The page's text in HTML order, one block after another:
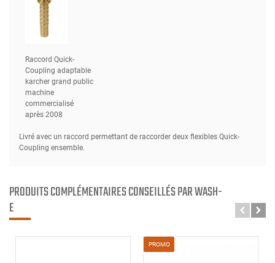
Raccord Quick-
Coupling adaptable
karcher grand public
machine
commercialisé
après 2008
Livré avec un raccord permettant de raccorder deux flexibles Quick-
Coupling ensemble.
PRODUITS COMPLÉMENTAIRES CONSEILLÉS PAR WASH-
E
PROMO